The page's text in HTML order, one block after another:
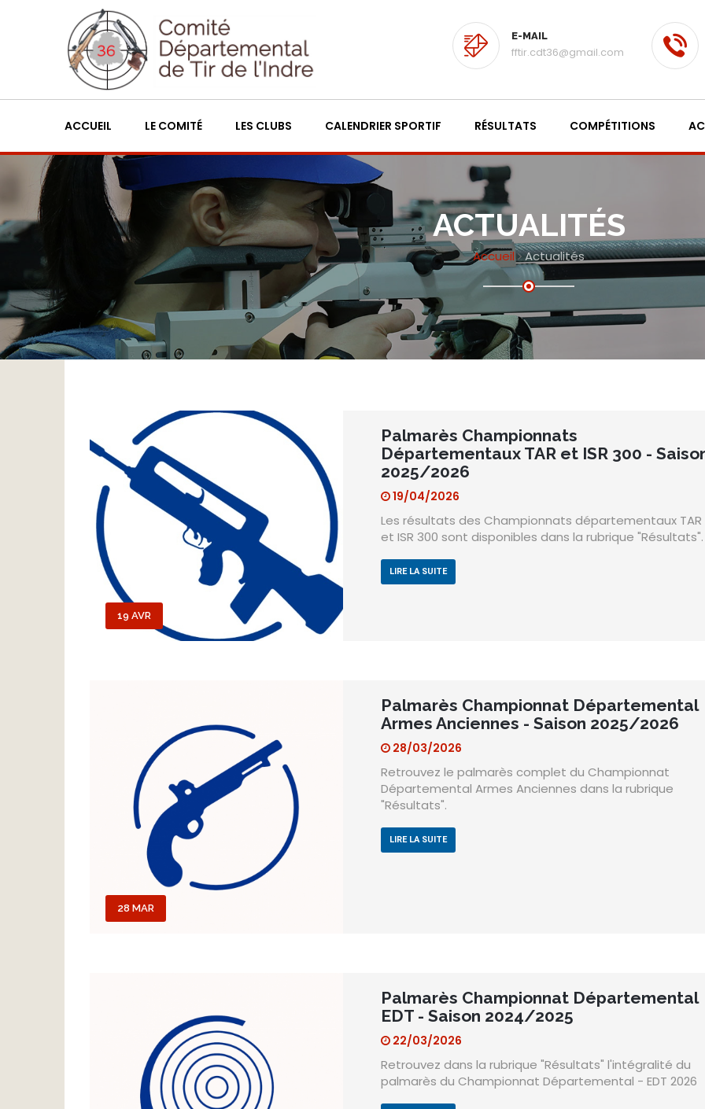
E-MAIL
fftir.cdt36@gmail.com
ACCUEIL LE COMITÉ LES CLUBS CALENDRIER SPORTIF RÉSULTATS COMPÉTITIONS
ACTUALITÉS
Accueil Actualités
19 AVR
Palmarès Championnats
Départementaux TAR et ISR 300 -
2025/2026
19/04/2026
Les résultats des Championnats départementaux TAR
et ISR 300 sont disponibles dans la rubrique "Résultats".
LIRE LA SUITE
28 MAR
Palmarès Championnat Départemental
Armes Anciennes - Saison 2025/2026
28/03/2026
Retrouvez le palmarès complet du Championnat
Départemental Armes Anciennes dans la rubrique
"Résultats".
LIRE LA SUITE
Palmarès Championnat Départemental
EDT - Saison 2024/2025
22/03/2026
Retrouvez dans la rubrique "Résultats" l'intégralité du
palmarès du Championnat Départemental - EDT 2026